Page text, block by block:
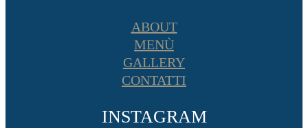
ABOUT
MENÙ
GALLERY
CONTATTI
INSTAGRAM